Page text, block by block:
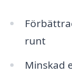
runt
Minskad